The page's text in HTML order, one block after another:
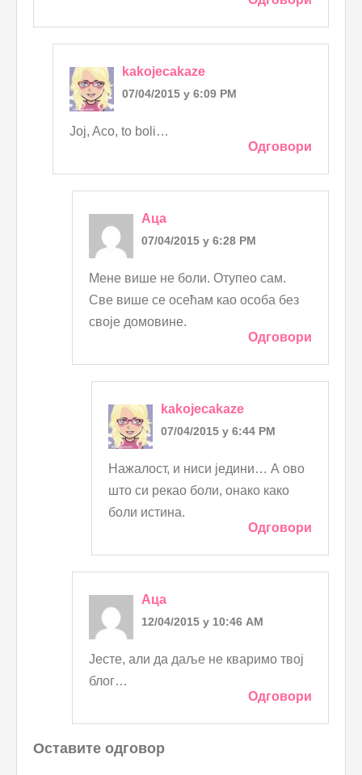
kakojecakaze
07/04/2015 у 6:09 PM
Joj, Aco, to boli…
Одговори
Аца
07/04/2015 у 6:28 PM
Мене више не боли. Отупео сам.
Све више се осећам као особа без
своје домовине.
Одговори
kakojecakaze
07/04/2015 у 6:44 PM
Нажалост, и ниси једини… А ово
што си рекао боли, онако како
боли истина.
Одговори
Аца
12/04/2015 у 10:46 AM
Јесте, али да даље не кваримо твој
блог…
Одговори
Оставите одговор